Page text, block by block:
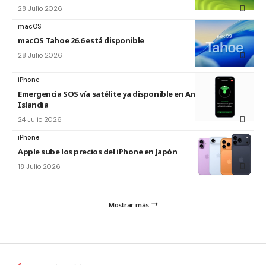
28 Julio 2026
macOS
macOS Tahoe 26.6 está disponible
28 Julio 2026
iPhone
Emergencia SOS vía satélite ya disponible en Andorra e
Islandia
24 Julio 2026
iPhone
Apple sube los precios del iPhone en Japón
18 Julio 2026
Mostrar más